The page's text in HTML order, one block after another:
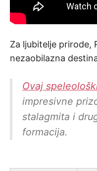
Za ljubitelje prirode,
nezaobilazna
Ovaj
impresivne
stalagmita i
formacija.